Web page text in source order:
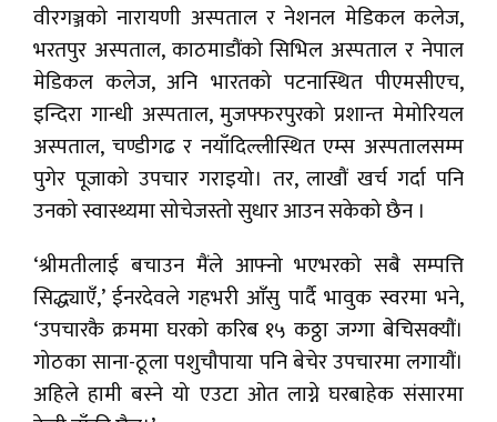
वीरगञ्जको नारायणी अस्पताल र नेशनल मेडिकल कलेज,
भरतपुर अस्पताल, काठमाडौंको सिभिल अस्पताल र नेपाल
मेडिकल कलेज, अनि भारतको पटनास्थित पीएमसीएच,
इन्दिरा गान्धी अस्पताल, मुजफ्फरपुरको प्रशान्त मेमोरियल
अस्पताल, चण्डीगढ र नयाँदिल्लीस्थित एम्स अस्पतालसम्म
पुगेर पूजाको उपचार गराइयो। तर, लाखौं खर्च गर्दा पनि
उनको स्वास्थ्यमा सोचेजस्तो सुधार आउन सकेको छैन ।
‘श्रीमतीलाई बचाउन मैंले आफ्नो भएभरको सबै सम्पत्ति
सिद्ध्याएँ,’ ईनरदेवले गहभरी आँसु पार्दै भावुक स्वरमा भने,
‘उपचारकै क्रममा घरको करिब १५ कठ्ठा जग्गा बेचिसक्यौं।
गोठका साना-ठूला पशुचौपाया पनि बेचेर उपचारमा लगायौं।
अहिले हामी बस्ने यो एउटा ओत लाग्ने घरबाहेक संसारमा